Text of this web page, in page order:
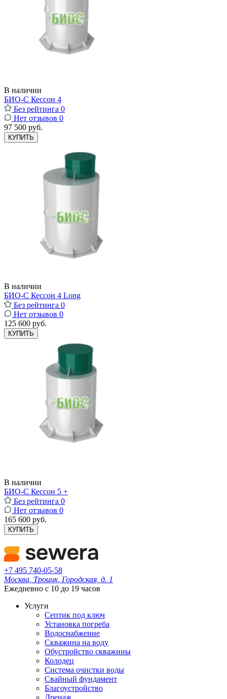
В наличии
БИО-С Кессон 4
Без рейтинга 0
Нет отзывов 0
97 500 руб.
КУПИТЬ
В наличии
БИО-С Кессон 4 Long
Без рейтинга 0
Нет отзывов 0
125 600 руб.
КУПИТЬ
В наличии
БИО-С Кессон 5 +
Без рейтинга 0
Нет отзывов 0
165 600 руб.
КУПИТЬ
+7 495 740-05-58
Москва, Троицк, Городская, д. 1
Ежедневно с 10 до 19 часов
Услуги
Септик под ключ
Установка погреба
Водоснабжение
Скважина на воду
Обустройство скважины
Колодец
Система очистки воды
Свайный фундамент
Благоустройство
Дренаж